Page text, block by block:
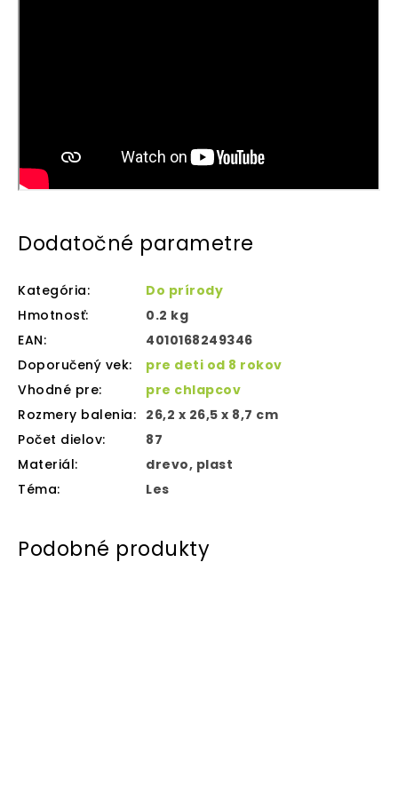
Dodatočné parametre
Kategória:
Do prírody
Hmotnosť:
0.2 kg
EAN:
4010168249346
Doporučený vek:
pre deti od 8 rokov
Vhodné pre:
pre chlapcov
Rozmery balenia: 26,2 x 26,5 x 8,7 cm
Počet dielov:
87
Materiál:
drevo, plast
Téma: Les